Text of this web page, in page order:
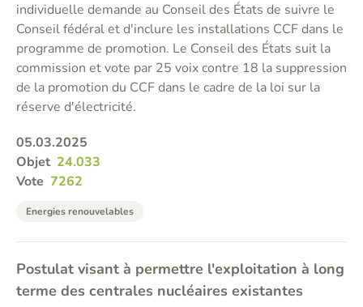
individuelle demande au Conseil des États de suivre le
Conseil fédéral et d'inclure les installations CCF dans le
programme de promotion. Le Conseil des États suit la
commission et vote par 25 voix contre 18 la suppression
de la promotion du CCF dans le cadre de la loi sur la
réserve d'électricité.
05.03.2025
Objet 24.033
Vote 7262
Energies renouvelables
Postulat visant à permettre l'exploitation à long
terme des centrales nucléaires existantes